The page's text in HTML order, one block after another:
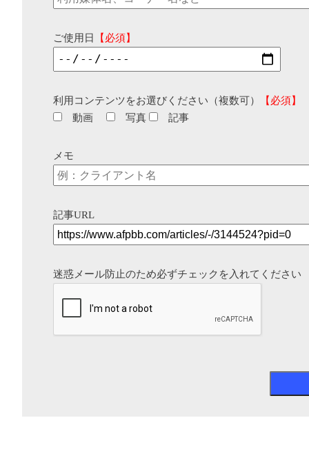
ご使用日 【必須】
利用コンテンツをお選びください（複数可）
【必須】
動画
写真 記事
メモ
記事URL
迷惑メール防止のため必ずチェックを入れてください